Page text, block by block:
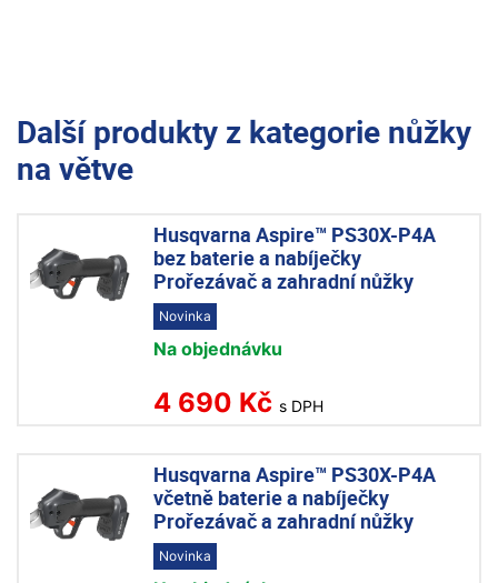
Další produkty z kategorie nůžky
na větve
Husqvarna Aspire™ PS30X-P4A
bez baterie a nabíječky
Prořezávač a zahradní nůžky
Novinka
Na objednávku
4 690 Kč s DPH
Husqvarna Aspire™ PS30X-P4A
včetně baterie a nabíječky
Prořezávač a zahradní nůžky
Novinka